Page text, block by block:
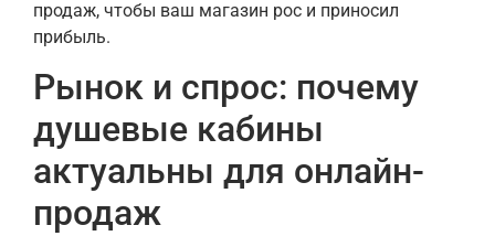
продаж, чтобы ваш магазин рос и приносил
прибыль.
Рынок и спрос: почему
душевые кабины
актуальны для онлайн-
продаж